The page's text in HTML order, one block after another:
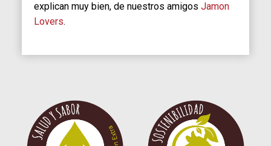
explican muy bien, de nuestros amigos Jamon
Lovers.